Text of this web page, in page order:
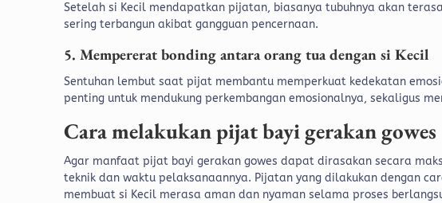
Setelah si Kecil mendapatkan pijatan, biasanya tubuhnya akan
sering terbangun akibat gangguan pencernaan.
5. Mempererat bonding antara orang tua dengan si Kecil
Sentuhan lembut saat pijat membantu memperkuat kedekatan
penting untuk mendukung perkembangan emosionalnya, sekaligus
Cara melakukan pijat bayi gerakan gowes
Agar manfaat pijat bayi gerakan gowes dapat dirasakan secara
teknik dan waktu pelaksanaannya. Pijatan yang dilakukan dengan
membuat si Kecil merasa aman dan nyaman selama proses